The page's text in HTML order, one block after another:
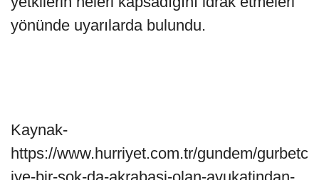
yönünde uyarılarda bulundu.
Kaynak-
https://www.hurriyet.com.tr/gundem/gurbetc